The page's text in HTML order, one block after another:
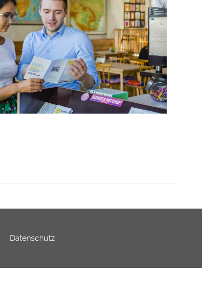
Datenschutz